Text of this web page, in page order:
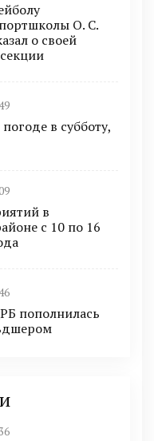
О. С.
о своей
в субботу,
в
с 10 по 16
пополнилась